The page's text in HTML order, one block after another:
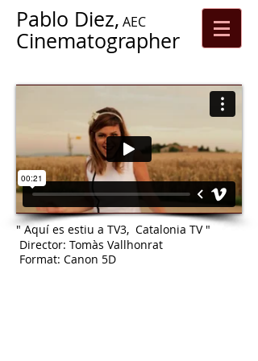
Pablo Diez,
Cinematographer
AEC
" Aquí es estiu a TV3, Catalonia TV "
Director: Tomàs Vallhonrat
Format: Canon 5D